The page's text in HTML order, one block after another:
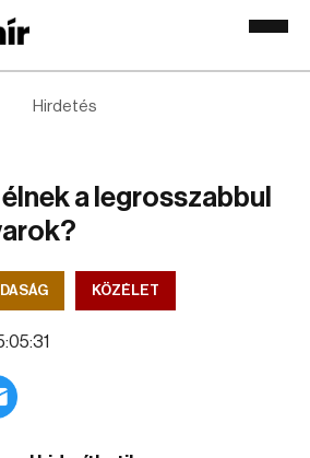
Hirdetés
a legrosszabbul
KÖZÉLET